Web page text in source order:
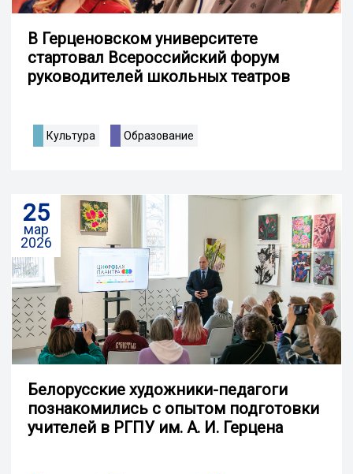
В Герценовском университете
стартовал Всероссийский форум
руководителей школьных театров
Культура Образование
25
мар
2026
Белорусские художники-педагоги
познакомились с опытом подготовки
учителей в РГПУ им. А. И. Герцена